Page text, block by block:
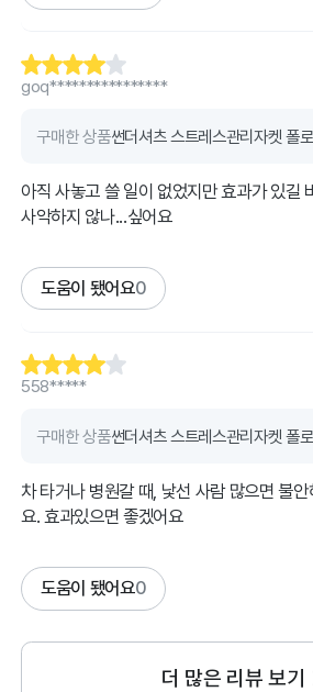
goq****************
구매한 상품썬더셔츠 스트레스관리자켓 폴
아직 사놓고 쓸 일이 없었지만 효과가 있길
사악하지 않나...싶어요
도움이 됐어요0
558*****
구매한 상품썬더셔츠 스트레스관리자켓 폴
차 타거나 병원갈 때, 낯선 사람 많으면 불
요. 효과있으면 좋겠어요
도움이 됐어요0
더 많은 리뷰 보기